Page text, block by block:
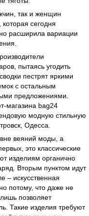
так и женщин
сегодня
расширила вариации
пытаясь угодить
пестрят яркими
с остальным
предложениями.
магазина bag24
модную стильную
Одесса.
вне веяний моды, а
это классические
изделиям органично
Вторым пунктом идут
– искусственная
потому, что даже не
позволяет
Такие изделия требуют